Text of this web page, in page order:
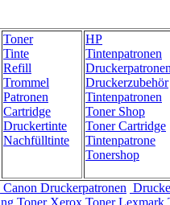
Toner
Tinte
Refill
Trommel
Patronen
Cartridge
Druckertinte
Nachfülltinte
HP
Tintenpatronen
Druckerpatronen
Druckerzubehör
Tintenpatronen
Toner Shop
Toner Cartridge
Tintenpatrone
Tonershop
Canon Druckerpatronen
Toner Xerox Toner Lexmark